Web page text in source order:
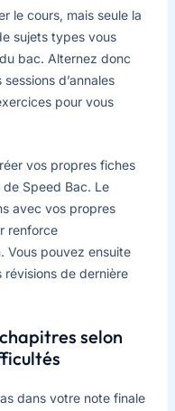
le cours, mais seule la
sujets types vous
bac. Alternez donc
d’annales
pour vous
vos propres fiches
Speed Bac. Le
avec vos propres
renforce
Vous pouvez ensuite
révisions de dernière
selon
dans votre note finale